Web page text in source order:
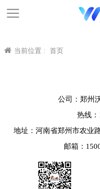
当前位置 : 首页
公司：郑州
热线：
地址：河南省郑州市农业
邮箱：